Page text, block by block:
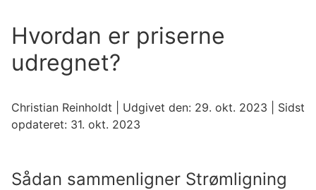
Hvordan er priserne
udregnet?
Christian Reinholdt | Udgivet den: 29. okt. 2023
| Sidst
opdateret: 31. okt. 2023
Sådan sammenligner Strømligning